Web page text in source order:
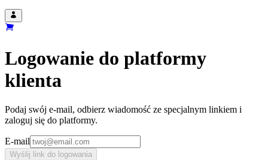
Logowanie do platformy
klienta
Podaj swój e-mail, odbierz wiadomość ze specjalnym linkiem i
zaloguj się do platformy.
E-mail
Wyślij link do logowania